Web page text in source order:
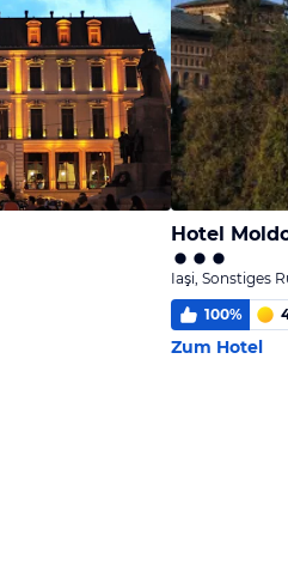
Hotel
Iaşi, Sonstiges
100%
Zum Hotel